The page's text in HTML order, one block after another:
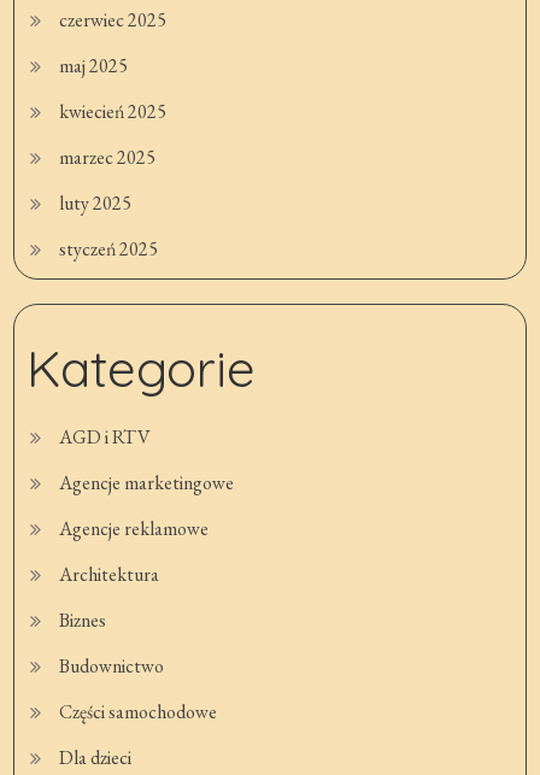
czerwiec 2025
maj 2025
kwiecień 2025
marzec 2025
luty 2025
styczeń 2025
Kategorie
AGD i RTV
Agencje marketingowe
Agencje reklamowe
Architektura
Biznes
Budownictwo
Części samochodowe
Dla dzieci